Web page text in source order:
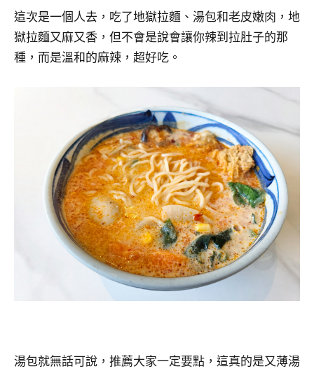
這次是一個人去，吃了地獄拉麵、湯包和老皮嫩肉，地
獄拉麵又麻又香，但不會是說會讓你辣到拉肚子的那
種，而是溫和的麻辣，超好吃。
湯包就無話可說，推薦大家一定要點，這真的是又薄湯